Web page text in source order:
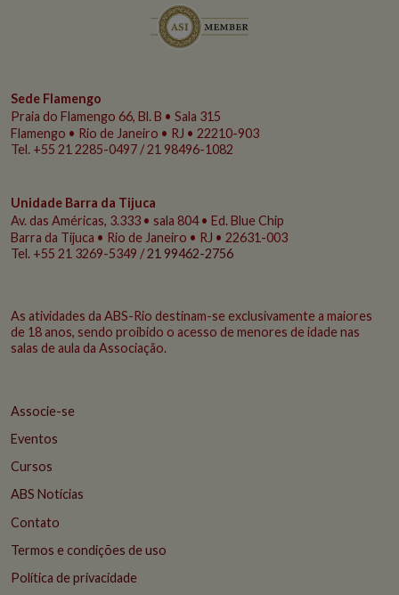
Sede Flamengo
Praia do Flamengo 66, Bl. B • Sala 315
Flamengo • Rio de Janeiro • RJ • 22210-903
Tel. +55 21 2285-0497 / 21 98496-1082
Unidade Barra da Tijuca
Av. das Américas, 3.333 • sala 804 • Ed. Blue Chip
Barra da Tijuca • Rio de Janeiro • RJ • 22631-003
Tel. +55 21 3269-5349 /21 99462-2756
As atividades da ABS-Rio destinam-se exclusivamente a maiores
de 18 anos, sendo proibido o acesso de menores de idade nas
salas de aula da Associação.
Associe-se
Eventos
Cursos
ABS Notícias
Contato
Termos e condições de uso
Política de privacidade